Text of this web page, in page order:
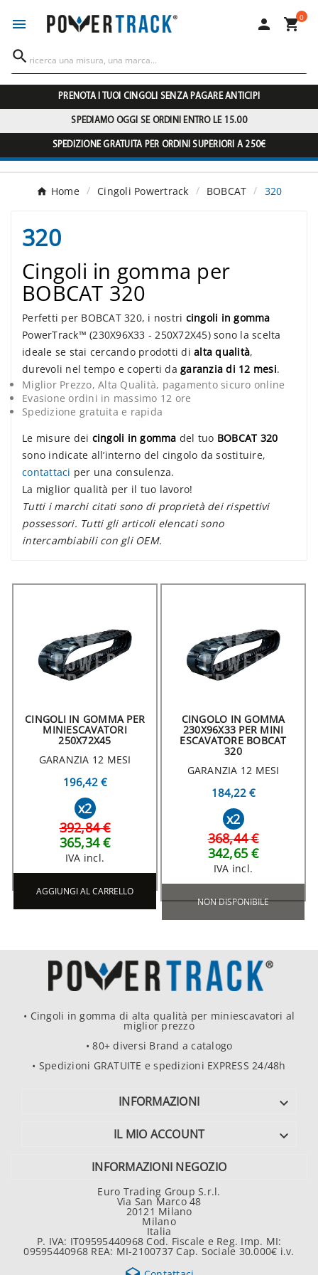
  0

PRENOTA I TUOI CINGOLI SENZA PAGARE ANTICIPI
SPEDIAMO OGGI SE ORDINI ENTRO LE 15.00
SPEDIZIONE GRATUITA PER ORDINI SUPERIORI A 250€
Home Cingoli Powertrack BOBCAT 320
320
Cingoli in gomma per
BOBCAT 320
Perfetti per BOBCAT 320, i nostri cingoli in gomma
PowerTrack™ (230X96X33 - 250X72X45) sono la scelta
ideale se stai cercando prodotti di alta qualità,
durevoli nel tempo e coperti da garanzia di 12 mesi.
Miglior Prezzo, Alta Qualità, pagamento sicuro online
Evasione ordini in massimo 12 ore
Spedizione gratuita e rapida
Le misure dei cingoli in gomma del tuo BOBCAT 320
sono indicate all’interno del cingolo da sostituire,
contattaci per una consulenza.
La miglior qualità per il tuo lavoro!
Tutti i marchi citati sono di proprietà dei rispettivi
possessori. Tutti gli articoli elencati sono
intercambiabili con gli OEM.
CINGOLI IN GOMMA PER
MINIESCAVATORI
250X72X45
GARANZIA 12 MESI
196,42 €
x2
392,84 €
365,34 €
IVA incl.
AGGIUNGI AL CARRELLO
CINGOLO IN GOMMA
230X96X33 PER MINI
ESCAVATORE BOBCAT
320
GARANZIA 12 MESI
184,22 €
x2
368,44 €
342,65 €
IVA incl.
NON DISPONIBILE
• Cingoli in gomma di alta qualità per miniescavatori al
miglior prezzo
• 80+ diversi Brand a catalogo
• Spedizioni GRATUITE e spedizioni EXPRESS 24/48h
INFORMAZIONI 
IL MIO ACCOUNT 
INFORMAZIONI NEGOZIO
Euro Trading Group S.r.l.
Via San Marco 48
20121 Milano
Milano
Italia
P. IVA: IT09595440968 Cod. Fiscale e Reg. Imp. MI:
09595440968 REA: MI-2100737 Cap. Sociale 30.000€ i.v.